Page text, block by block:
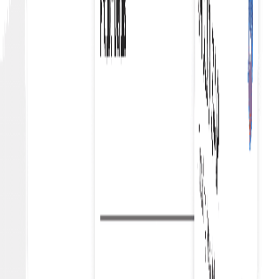
von Budgets oder Projekten
rationalisiert das
eine genaue Nachverfolgung und
von Ressourcen.
für Unternehmen und bietet einen
Prozess, der die Produktivität
vereinfacht.